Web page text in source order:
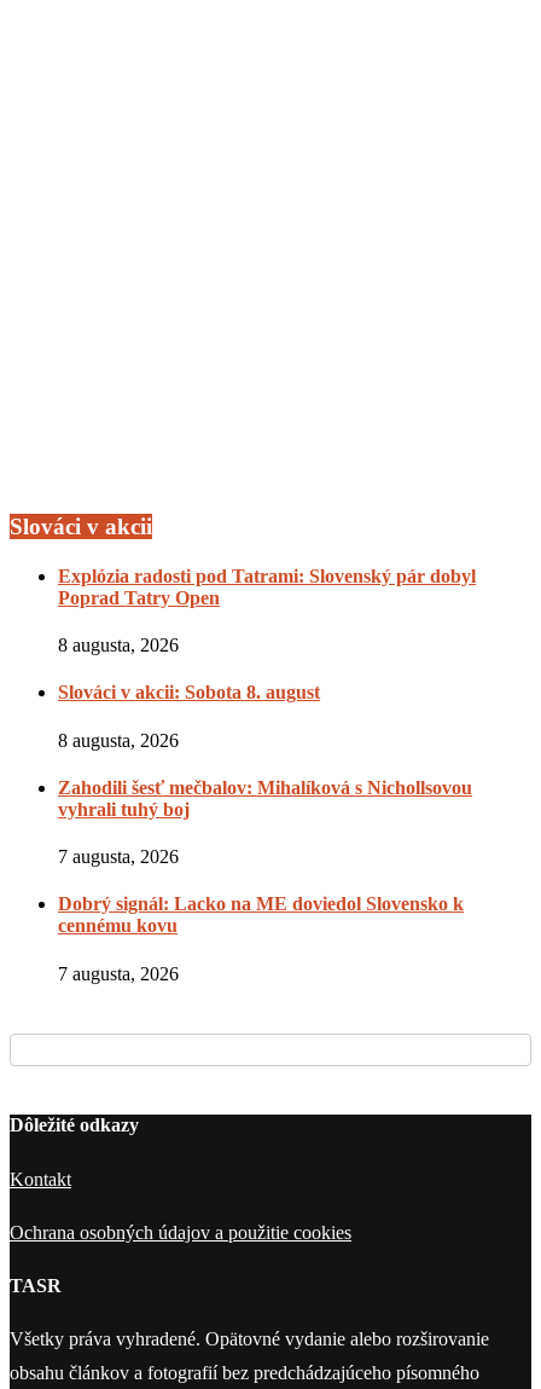
Slováci v akcii
Explózia radosti pod Tatrami: Slovenský pár dobyl
Poprad Tatry Open
8 augusta, 2026
Slováci v akcii: Sobota 8. august
8 augusta, 2026
Zahodili šesť mečbalov: Mihalíková s Nichollsovou
vyhrali tuhý boj
7 augusta, 2026
Dobrý signál: Lacko na ME doviedol Slovensko k
cennému kovu
7 augusta, 2026
Dôležité odkazy
Kontakt
Ochrana osobných údajov a použitie cookies
TASR
Všetky práva vyhradené. Opätovné vydanie alebo rozširovanie
obsahu článkov a fotografií bez predchádzajúceho písomného